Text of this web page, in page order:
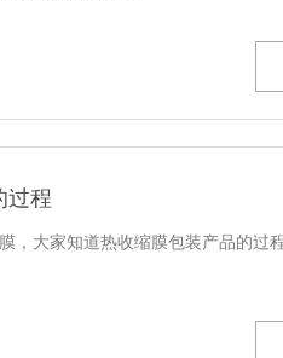
过程
，大家知道热收缩膜包装产品的过